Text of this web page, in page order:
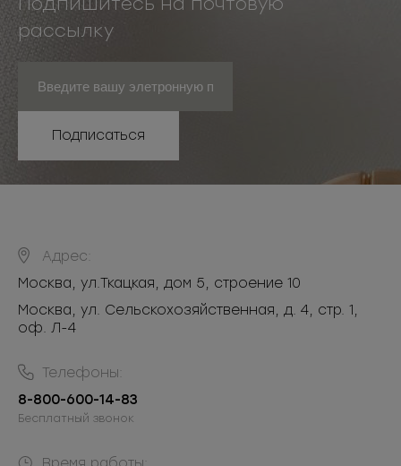
рассылку
Подписаться
Адрес:
Москва, ул.Ткацкая, дом 5, строение 10
Москва, ул. Сельскохозяйственная, д. 4, стр. 1,
оф. Л-4
Телефоны:
8-800-600-14-83
Бесплатный звонок